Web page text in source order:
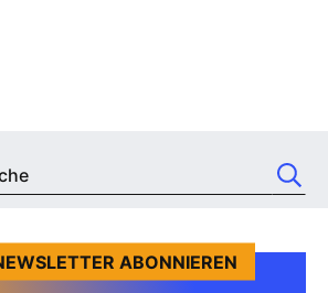
ABONNIEREN